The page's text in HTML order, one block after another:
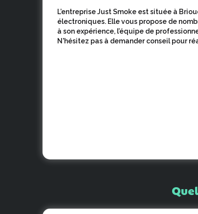
L’entreprise Just Smoke est située à
électroniques. Elle vous propose de
à son expérience, l’équipe de
N'hésitez pas à demander conseil pour